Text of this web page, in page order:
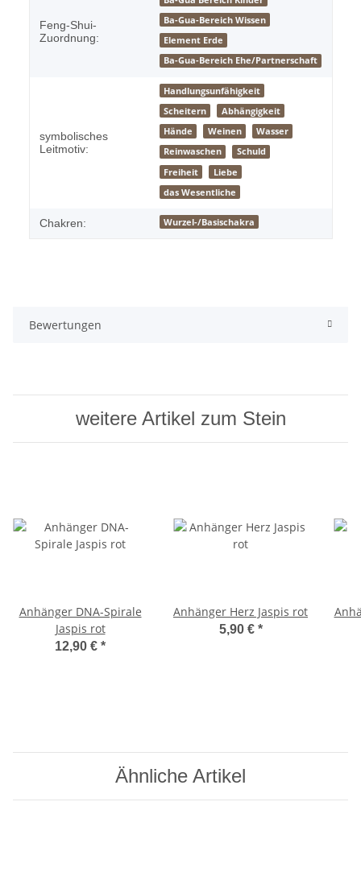
Feng-Shui-
Zuordnung:
Ba-Gua-Bereich Wissen
Element Erde
Ba-Gua-Bereich Ehe/Partnerschaft
symbolisches
Leitmotiv:
Handlungsunfähigkeit
Scheitern
Abhängigkeit
Hände
Weinen
Wasser
Reinwaschen
Schuld
Freiheit
Liebe
das Wesentliche
Chakren: Wurzel-/Basischakra
Bewertungen
weitere Artikel zum Stein
Anhänger DNA-Spirale
Jaspis rot
12,90 € *
Anhänger Herz Jaspis rot
5,90 € *
Ähnliche Artikel